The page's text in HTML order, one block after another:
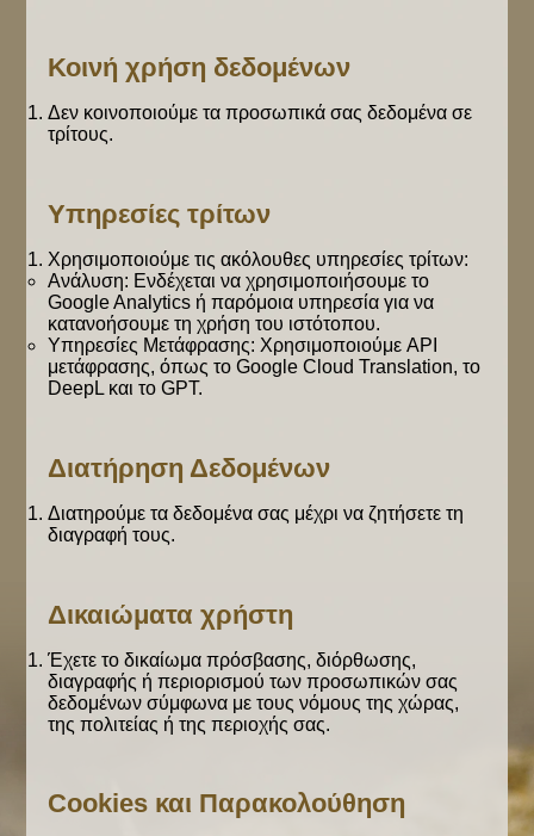
Κοινή χρήση δεδομένων
Δεν κοινοποιούμε τα προσωπικά σας δεδομένα σε
τρίτους.
Υπηρεσίες τρίτων
Χρησιμοποιούμε τις ακόλουθες υπηρεσίες τρίτων:
Ανάλυση: Ενδέχεται να χρησιμοποιήσουμε το
Google Analytics ή παρόμοια υπηρεσία για να
κατανοήσουμε τη χρήση του ιστότοπου.
Υπηρεσίες Μετάφρασης: Χρησιμοποιούμε API
μετάφρασης, όπως το Google Cloud Translation, το
DeepL και το GPT.
Διατήρηση Δεδομένων
Διατηρούμε τα δεδομένα σας μέχρι να ζητήσετε τη
διαγραφή τους.
Δικαιώματα χρήστη
Έχετε το δικαίωμα πρόσβασης, διόρθωσης,
διαγραφής ή περιορισμού των προσωπικών σας
δεδομένων σύμφωνα με τους νόμους της χώρας,
της πολιτείας ή της περιοχής σας.
Cookies και Παρακολούθηση